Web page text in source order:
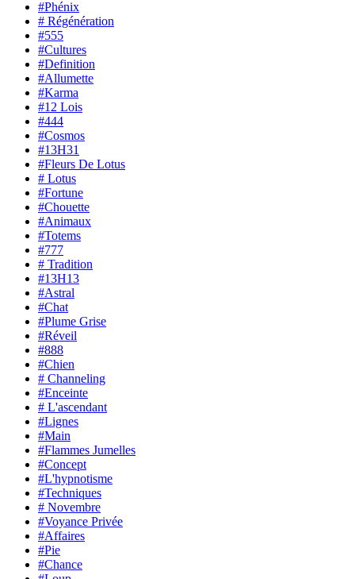
#Phénix
# Régénération
#555
#Cultures
#Definition
#Allumette
#Karma
#12 Lois
#444
#Cosmos
#13H31
#Fleurs De Lotus
# Lotus
#Fortune
#Chouette
#Animaux
#Totems
#777
# Tradition
#13H13
#Astral
#Chat
#Plume Grise
#Réveil
#888
#Chien
# Channeling
#Enceinte
# L'ascendant
#Lignes
#Main
#Flammes Jumelles
#Concept
#L'hypnotisme
#Techniques
# Novembre
#Voyance Privée
#Affaires
#Pie
#Chance